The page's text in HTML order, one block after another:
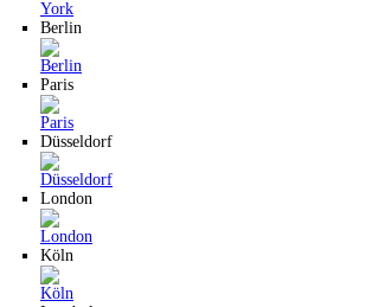
Berlin
Paris
Düsseldorf
London
Köln